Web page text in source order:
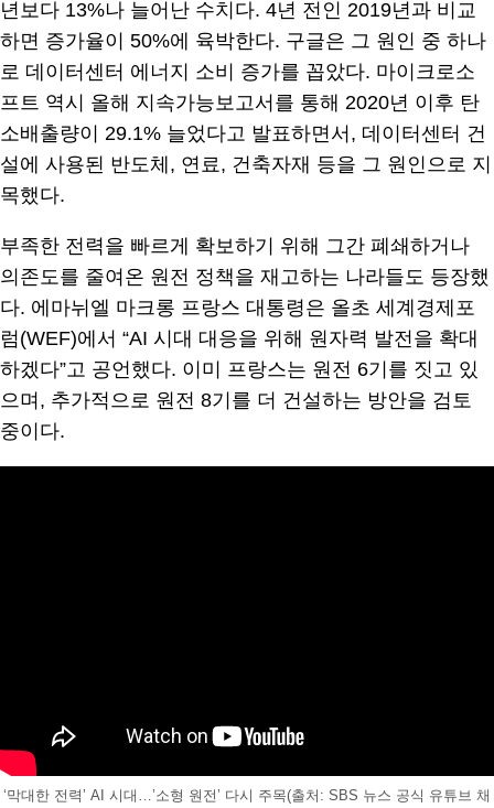
년보다 13%나 늘어난 수치다. 4년 전인 2019년과 비교
하면 증가율이 50%에 육박한다. 구글은 그 원인 중 하나
로 데이터센터 에너지 소비 증가를 꼽았다. 마이크로소
프트 역시 올해 지속가능보고서를 통해 2020년 이후 탄
소배출량이 29.1% 늘었다고 발표하면서, 데이터센터 건
설에 사용된 반도체, 연료, 건축자재 등을 그 원인으로 지
목했다.
부족한 전력을 빠르게 확보하기 위해 그간 폐쇄하거나
의존도를 줄여온 원전 정책을 재고하는 나라들도 등장했
다. 에마뉘엘 마크롱 프랑스 대통령은 올초 세계경제포
럼(WEF)에서 “AI 시대 대응을 위해 원자력 발전을 확대
하겠다”고 공언했다. 이미 프랑스는 원전 6기를 짓고 있
으며, 추가적으로 원전 8기를 더 건설하는 방안을 검토
중이다.
‘막대한 전력’ AI 시대…’소형 원전’ 다시 주목(출처: SBS 뉴스 공식 유튜브 채